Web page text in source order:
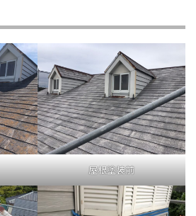
屋根塗装前